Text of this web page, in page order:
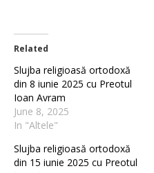
Related
Slujba religioasă ortodoxă
din 8 iunie 2025 cu Preotul
Ioan Avram
June 8, 2025
In "Altele"
Slujba religioasă ortodoxă
din 15 iunie 2025 cu Preotul